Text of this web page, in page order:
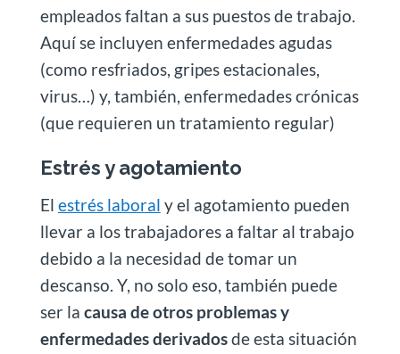
empleados faltan a sus puestos de trabajo.
Aquí se incluyen enfermedades agudas
(como resfriados, gripes estacionales,
virus…) y, también, enfermedades crónicas
(que requieren un tratamiento regular)
Estrés y agotamiento
El estrés laboral y el agotamiento pueden
llevar a los trabajadores a faltar al trabajo
debido a la necesidad de tomar un
descanso. Y, no solo eso, también puede
ser la causa de otros problemas y
enfermedades derivadosde esta situación